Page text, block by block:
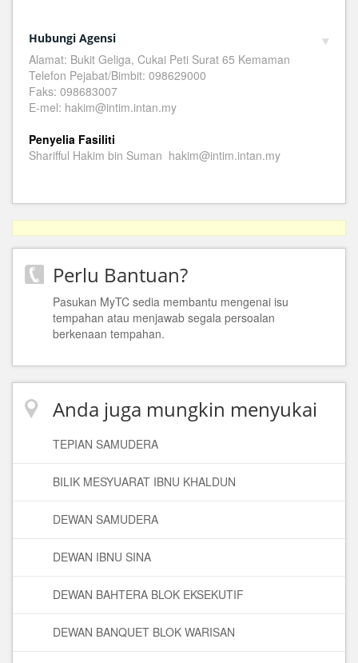
Hubungi Agensi
Alamat: Bukit Geliga, Cukai Peti Surat 65 Kemaman
Telefon Pejabat/Bimbit: 098629000
Faks: 098683007
E-mel: hakim@intim.intan.my
Penyelia Fasiliti
Sharifful Hakim bin Suman hakim@intim.intan.my
Perlu Bantuan?
Pasukan MyTC sedia membantu mengenai isu
tempahan atau menjawab segala persoalan
berkenaan tempahan.
Anda juga mungkin menyukai
TEPIAN SAMUDERA
BILIK MESYUARAT IBNU KHALDUN
DEWAN SAMUDERA
DEWAN IBNU SINA
DEWAN BAHTERA BLOK EKSEKUTIF
DEWAN BANQUET BLOK WARISAN